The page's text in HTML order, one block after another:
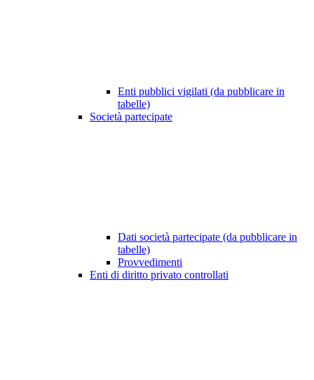
Enti pubblici vigilati (da pubblicare in
tabelle)
Società partecipate
Dati società partecipate (da pubblicare in
tabelle)
Provvedimenti
Enti di diritto privato controllati